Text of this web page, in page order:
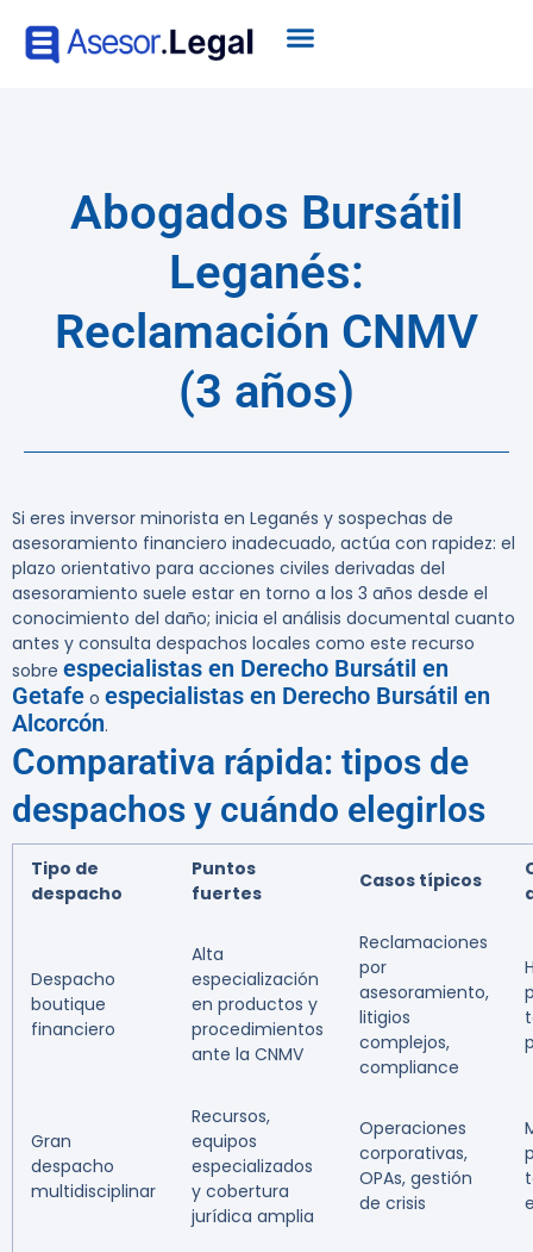
Abogados Bursátil
Leganés:
Reclamación CNMV
(3 años)
Si eres inversor minorista en Leganés y sospechas de
asesoramiento financiero inadecuado, actúa con rapidez: el
plazo orientativo para acciones civiles derivadas del
asesoramiento suele estar en torno a los 3 años desde el
conocimiento del daño; inicia el análisis documental cuanto
antes y consulta despachos locales como este recurso
sobre especialistas en Derecho Bursátil en
Getafe o especialistas en Derecho Bursátil en
Alcorcón.
Comparativa rápida: tipos de
despachos y cuándo elegirlos
Tipo de
despacho
Puntos
fuertes
Casos típicos
Despacho
boutique
financiero
Alta
especialización
en productos y
procedimientos
ante la CNMV
Reclamaciones
por
asesoramiento,
litigios
complejos,
compliance
Gran
despacho
multidisciplinar
Recursos,
equipos
especializados
y cobertura
jurídica amplia
Operaciones
corporativas,
OPAs, gestión
de crisis